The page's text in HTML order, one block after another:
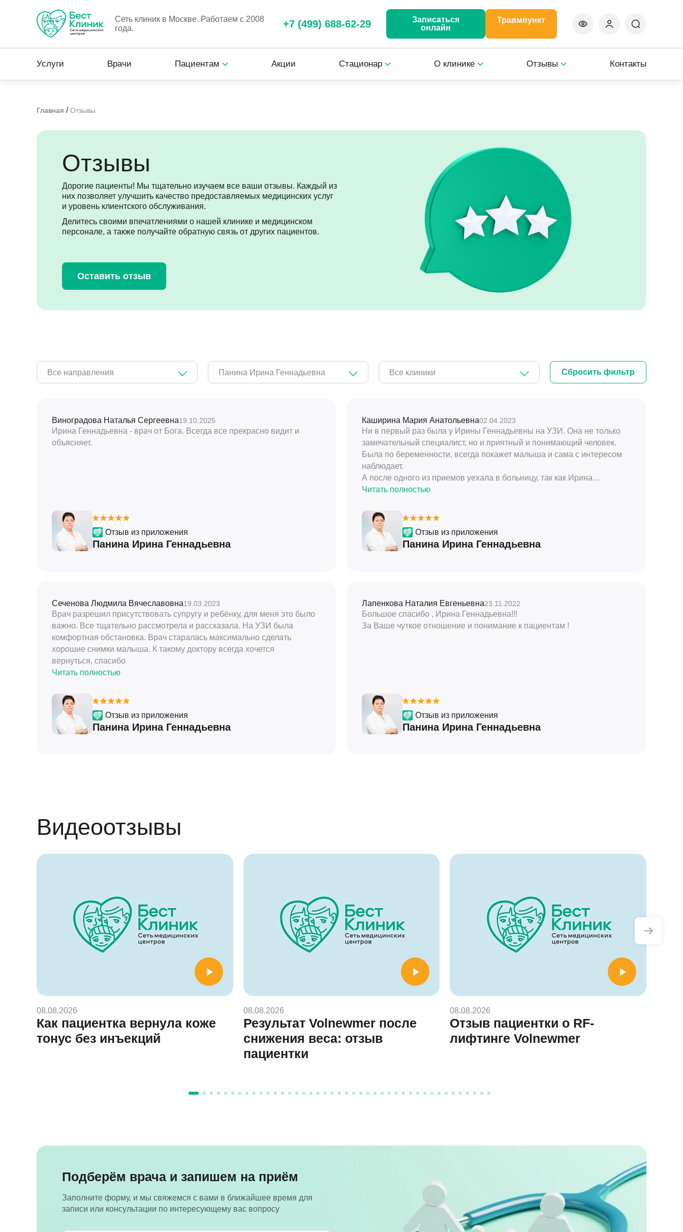
Сеть клиник в Москве. Работаем с 2008
года.
+7 (499) 688-62-29
Записаться
онлайн
Травмпункт
Услуги Врачи Пациентам Акции Стационар О клинике Отзывы Контакты
Главная /Отзывы
Отзывы
Дорогие пациенты! Мы тщательно изучаем все ваши отзывы. Каждый из
них позволяет улучшить качество предоставляемых медицинских услуг
и уровень клиентского обслуживания.
Делитесь своими впечатлениями о нашей клинике и медицинском
персонале, а также получайте обратную связь от других пациентов.
Оставить отзыв
Все направления Панина Ирина Геннадьевна Все клиники
Виноградова Наталья Сергеевна19.10.2025
Ирина Геннадьевна - врач от Бога. Всегда все прекрасно видит и
объясняет.
Отзыв из приложения
Панина Ирина Геннадьевна
Каширина Мария Анатольевна02.04.2023
Ни в первый раз была у Ирины Геннадьевны на УЗИ. Она не только
замечательный специалист, но и приятный и понимающий человек.
Была по беременности, всегда покажет малыша и сама с интересом
наблюдает.
А после одного из приемов уехала в больницу, так как Ирина
Геннадьевна заметила одну патологию, которую не так просто
Однозначно рекомендую доктора!
Читать полностью
Отзыв из приложения
Панина Ирина Геннадьевна
Сеченова Людмила Вячеславовна19.03.2023
Врач разрешил присутствовать супругу и ребёнку, для меня это было
важно. Все тщательно рассмотрела и рассказала. На УЗИ была
комфортная обстановка. Врач старалась максимально сделать
хорошие снимки малыша. К такому доктору всегда хочется
вернуться, спасибо
Читать полностью
Отзыв из приложения
Панина Ирина Геннадьевна
Лапенкова Наталия Евгеньевна23.11.2022
Большое спасибо , Ирина Геннадьевна!!!
За Ваше чуткое отношение и понимание к пациентам !
Отзыв из приложения
Панина Ирина Геннадьевна
Видеоотзывы
08.08.2026
Как пациентка вернула коже
тонус без инъекций
08.08.2026
Результат Volnewmer после
снижения веса: отзыв
пациентки
08.08.2026
Отзыв пациентки о RF-
лифтинге Volnewmer
Подберём врача и запишем на приём
Заполните форму, и мы свяжемся с вами в ближайшее время для
записи или консультации по интересующему вас вопросу